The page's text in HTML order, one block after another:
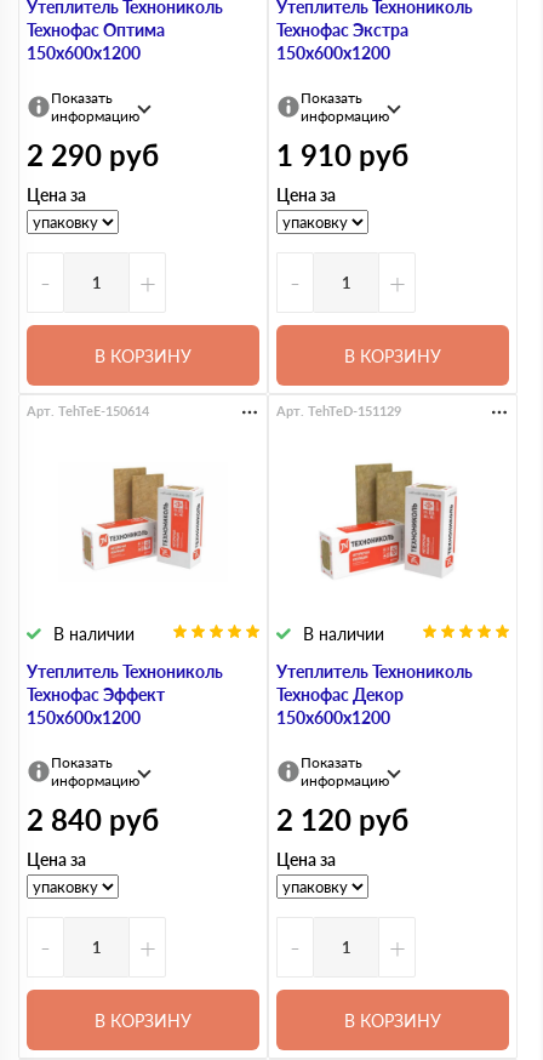
Утеплитель Технониколь
Технофас Оптима
150х600х1200
Показать
информацию
2 290 руб
Цена за
- +
В КОРЗИНУ
Утеплитель Технониколь
Технофас Экстра
150х600х1200
Показать
информацию
1 910 руб
Цена за
- +
В КОРЗИНУ
Утеплитель Технониколь
Технофас Эффект
150х600х1200
В наличии
Арт. TehTeE-150614
Показать
информацию
2 840 руб
Цена за
- +
В КОРЗИНУ
Утеплитель Технониколь
Технофас Декор
150х600х1200
В наличии
Арт. TehTeD-151129
Показать
информацию
2 120 руб
Цена за
- +
В КОРЗИНУ